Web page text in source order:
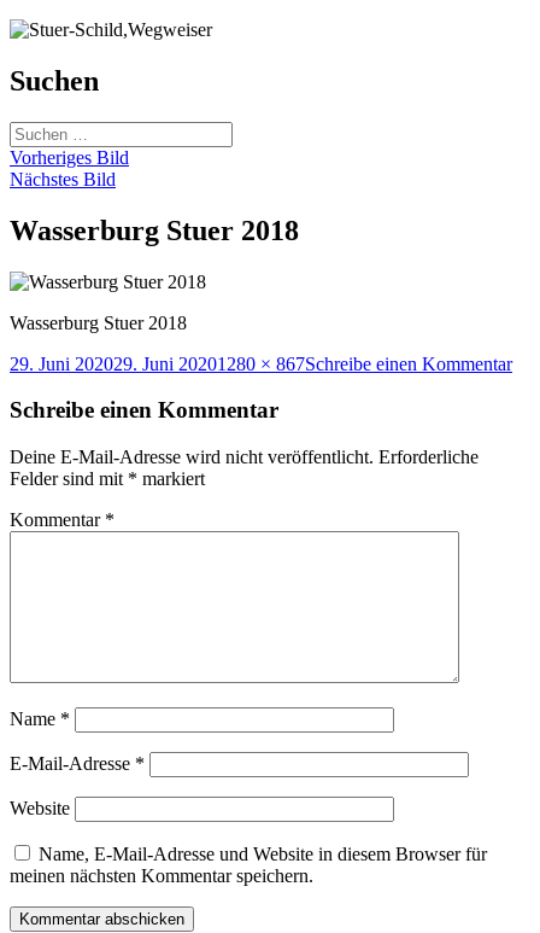
Suchen
Suchen
nach:
Vorheriges Bild
Nächstes Bild
Wasserburg Stuer 2018
Wasserburg Stuer 2018
Veröffentlicht
29. Juni 202029. Juni 2020Originalgröße
1280 × 867Schreibe einen Kommentarzu
Schreibe einen Kommentar
Deine E-Mail-Adresse wird nicht veröffentlicht. Erforderliche
Felder sind mit * markiert
Kommentar *
Name *
E-Mail-Adresse *
Website
Name, E-Mail-Adresse und Website in diesem Browser für
meinen nächsten Kommentar speichern.